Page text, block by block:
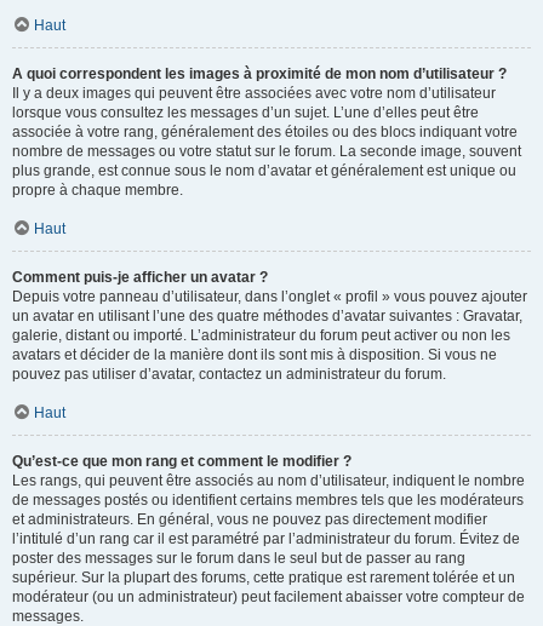
Haut
A quoi correspondent les images à proximité de mon nom d’utilisateur ?
Il y a deux images qui peuvent être associées avec votre nom d’utilisateur
lorsque vous consultez les messages d’un sujet. L’une d’elles peut être
associée à votre rang, généralement des étoiles ou des blocs indiquant votre
nombre de messages ou votre statut sur le forum. La seconde image, souvent
plus grande, est connue sous le nom d’avatar et généralement est unique ou
propre à chaque membre.
Haut
Comment puis-je afficher un avatar ?
Depuis votre panneau d’utilisateur, dans l’onglet « profil » vous pouvez ajouter
un avatar en utilisant l’une des quatre méthodes d’avatar suivantes : Gravatar,
galerie, distant ou importé. L’administrateur du forum peut activer ou non les
avatars et décider de la manière dont ils sont mis à disposition. Si vous ne
pouvez pas utiliser d’avatar, contactez un administrateur du forum.
Haut
Qu’est-ce que mon rang et comment le modifier ?
Les rangs, qui peuvent être associés au nom d’utilisateur, indiquent le nombre
de messages postés ou identifient certains membres tels que les modérateurs
et administrateurs. En général, vous ne pouvez pas directement modifier
l’intitulé d’un rang car il est paramétré par l’administrateur du forum. Évitez de
poster des messages sur le forum dans le seul but de passer au rang
supérieur. Sur la plupart des forums, cette pratique est rarement tolérée et un
modérateur (ou un administrateur) peut facilement abaisser votre compteur de
messages.